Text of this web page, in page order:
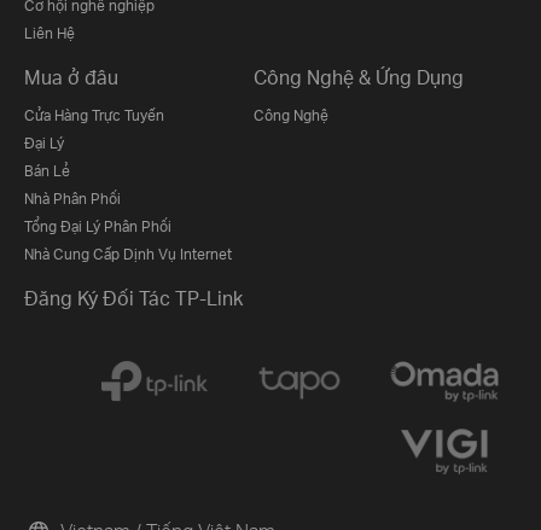
Cơ hội nghề nghiệp
Liên Hệ
Mua ở đâu
Cửa Hàng Trực Tuyến
Đại Lý
Bán Lẻ
Nhà Phân Phối
Tổng Đại Lý Phân Phối
Nhà Cung Cấp Dịnh Vụ Internet
Công Nghệ & Ứng Dụng
Công Nghệ
Đăng Ký Đối Tác TP-Link